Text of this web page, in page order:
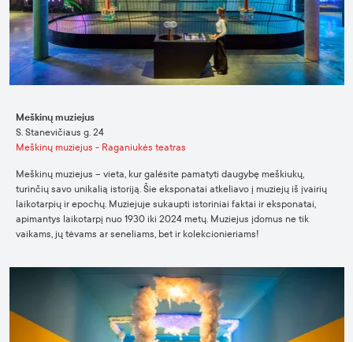
Meškinų muziejus
S. Stanevičiaus g. 24
Meškinų muziejus - Raganiukės teatras
Meškinų muziejus – vieta, kur galėsite pamatyti daugybę meškiukų,
turinčių savo unikalią istoriją. Šie eksponatai atkeliavo į muziejų iš įvairių
laikotarpių ir epochų. Muziejuje sukaupti istoriniai faktai ir eksponatai,
apimantys laikotarpį nuo 1930 iki 2024 metų. Muziejus įdomus ne tik
vaikams, jų tėvams ar seneliams, bet ir kolekcionieriams!